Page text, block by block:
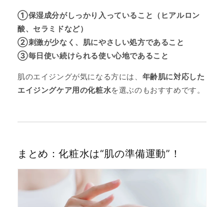
①保湿成分がしっかり入っていること（ヒアルロン
酸、セラミドなど）
②刺激が少なく、肌にやさしい処方であること
③毎日使い続けられる使い心地であること
肌のエイジングが気になる方には、 年齢肌に対応した
エイジングケア用の化粧水を選ぶのもおすすめです。
まとめ：化粧水は“肌の準備運動”！